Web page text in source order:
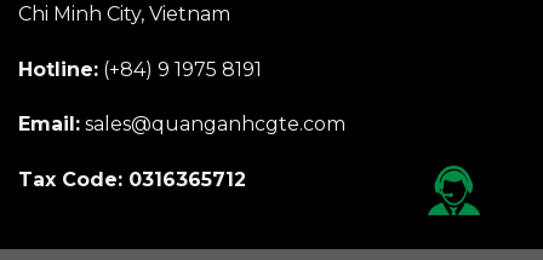
Chi Minh City, Vietnam
Hotline: (+84) 9 1975 8191
Email: sales@quanganhcgte.com
Tax Code: 0316365712